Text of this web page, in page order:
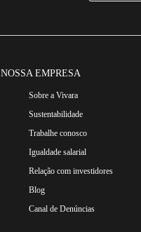
NOSSA EMPRESA
Sobre a Vivara
Sustentabilidade
Trabalhe conosco
Igualdade salarial
Relação com investidores
Blog
Canal de Denúncias